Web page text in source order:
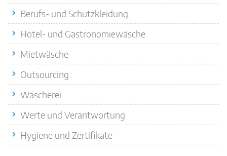
Berufs- und Schutzkleidung
Hotel- und Gastronomiewäsche
Mietwäsche
Outsourcing
Wäscherei
Werte und Verantwortung
Hygiene und Zertifikate